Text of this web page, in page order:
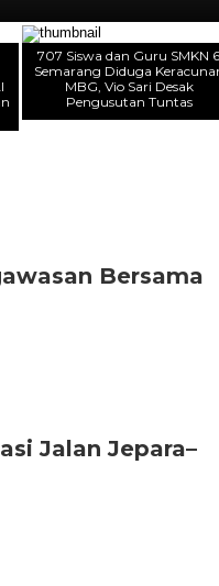
707 Siswa dan Guru SMKN 6
Semarang Diduga
MBG, Vio Sari Desak
Pengusutan Tuntas
Bersama
Jalan Jepara–